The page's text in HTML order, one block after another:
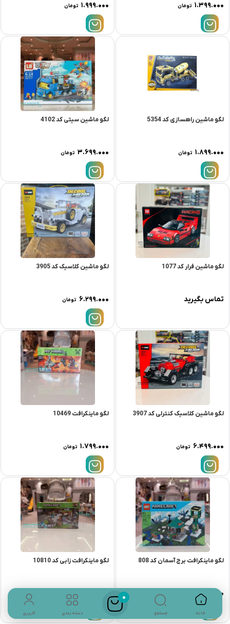
۱.۳۹۹.۰۰۰ تومان ۱.۹۹۹.۰۰۰ تومان
لگو ماشین راهسازی کد 5354
۱.۸۹۹.۰۰۰ تومان
لگو ماشین سیتی کد 4102
۳.۶۹۹.۰۰۰ تومان
لگو ماشین فرار کد 1077
تماس بگیرید
لگو ماشین کلاسیک کد 3905
۶.۲۹۹.۰۰۰ تومان
لگو ماشین کلاسیک کنترلی کد 3907
۶.۴۹۹.۰۰۰ تومان
لگو ماینکرافت 10469
۱.۷۹۹.۰۰۰ تومان
لگو ماینکرافت برج آسمان کد 808
۲.۷۹۹.۰۰۰
لگو ماینکرافت زابی کد 10810
تومان
خانه جستجو
0
دسته بندی کاربری